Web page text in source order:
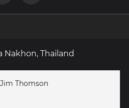
Nakhon, Thailand
Thomson